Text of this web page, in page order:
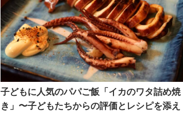
子どもに人気のパパご飯「イカのワタ詰め焼
き」〜子どもたちからの評価とレシピを添え